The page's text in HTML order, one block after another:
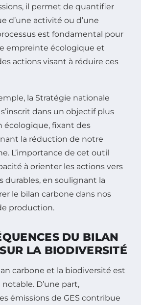
il permet de quantifier
d’une activité ou d’une
est fondamental pour
empreinte écologique et
actions visant à réduire ces
la Stratégie nationale
dans un objectif plus
écologique, fixant des
la réduction de notre
L’importance de cet outil
à orienter les actions vers
durables, en soulignant la
le bilan carbone dans nos
production.
DU BILAN
LA BIODIVERSITÉ
carbone et la biodiversité est
D’une part,
émissions de GES contribue